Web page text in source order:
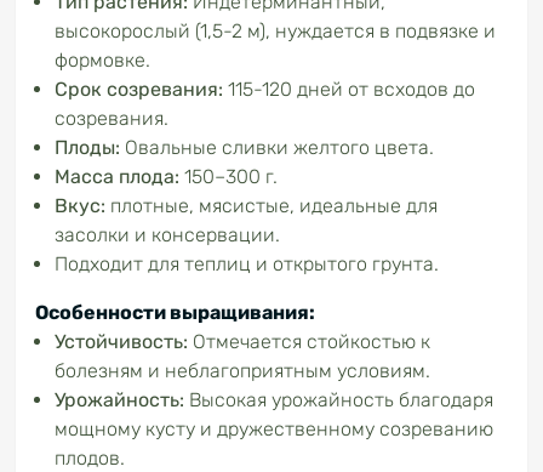
высокорослый (1,5-2 м), нуждается в подвязке и
формовке.
Срок созревания: 115-120 дней от всходов до
созревания.
Плоды: Овальные сливки желтого цвета.
Масса плода: 150–300 г.
Вкус: плотные, мясистые, идеальные для
засолки и консервации.
Подходит для теплиц и открытого грунта.
Особенности выращивания:
Устойчивость: Отмечается стойкостью к
болезням и неблагоприятным условиям.
Урожайность: Высокая урожайность благодаря
мощному кусту и дружественному созреванию
плодов.